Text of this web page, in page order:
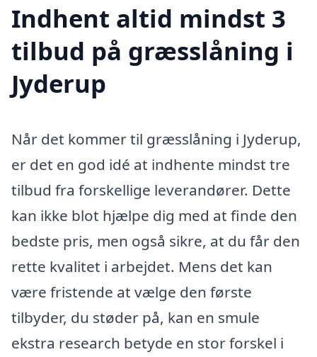
Indhent altid mindst 3
tilbud på græsslåning i
Jyderup
Når det kommer til græsslåning i Jyderup,
er det en god idé at indhente mindst tre
tilbud fra forskellige leverandører. Dette
kan ikke blot hjælpe dig med at finde den
bedste pris, men også sikre, at du får den
rette kvalitet i arbejdet. Mens det kan
være fristende at vælge den første
tilbyder, du støder på, kan en smule
ekstra research betyde en stor forskel i